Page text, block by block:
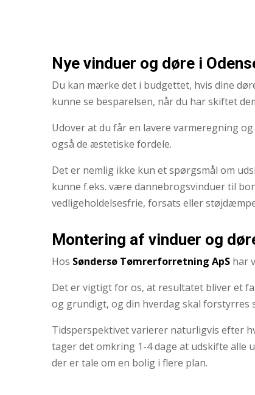
Nye vinduer og døre i
Du kan mærke det i budgettet, hvis dine
kunne se besparelsen, når du har skiftet
Udover at du får en lavere varmeregning
også de æstetiske fordele.
Det er nemlig ikke kun et spørgsmål om
kunne f.eks. være dannebrogsvinduer til
vedligeholdelsesfrie, forsats eller
Montering af vinduer og
Hos Søndersø Tømrerforretning ApShar
Det er vigtigt for os, at resultatet bliver et
og grundigt, og din hverdag skal forstyrres
Tidsperspektivet varierer naturligvis efter
tager det omkring 1-4 dage at udskifte alle
der er tale om en bolig i flere plan.